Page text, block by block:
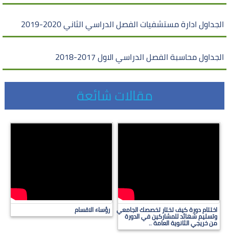
الجداول ادارة مستشفيات الفصل الدراسي الثاني 2020-2019
الجداول محاسبة الفصل الدراسي الاول 2017-2018
مقالات شائعة
اختتام دورة كيف تختار تخصصك الجامعي
وتسليم شهائد للمشاركين في الدورة
من خريجي الثانوية العامة ..
رؤساء الاقسام